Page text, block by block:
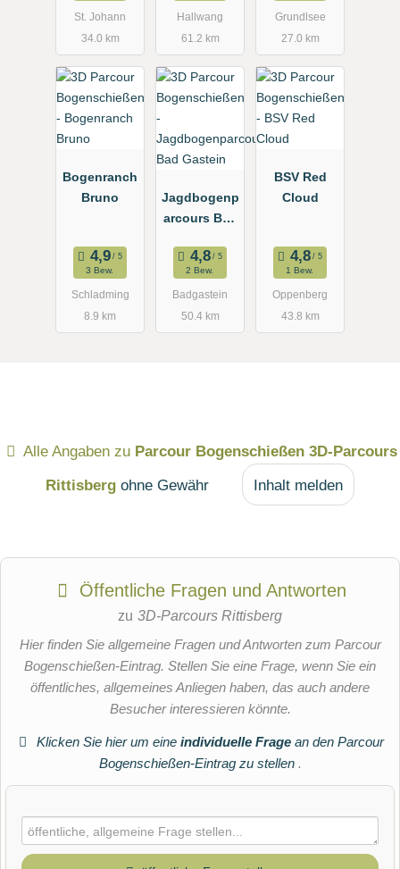
St. Johann
34.0 km
Hallwang
61.2 km
Grundlsee
27.0 km
Bogenranch
Bruno
3 Bew.
Schladming
8.9 km
Jagdbogenp
arcours Bad
2 Bew.
Badgastein
50.4 km
BSV Red
Cloud
1 Bew.
Oppenberg
43.8 km
Alle Angaben zu Parcour Bogenschießen 3D-Parcours
Rittisberg ohne Gewähr Inhalt melden
Öffentliche Fragen und Antworten
zu 3D-Parcours Rittisberg
Hier finden Sie allgemeine Fragen und Antworten zum Parcour
Bogenschießen-Eintrag. Stellen Sie eine Frage, wenn Sie ein
öffentliches, allgemeines Anliegen haben, das auch andere
Besucher interessieren könnte.
Klicken Sie hier um eineindividuelle Frage an den Parcour
Bogenschießen-Eintrag zu stellen .